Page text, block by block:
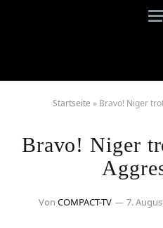
Startseite » Bravo! Niger
Bravo! Niger
Von COMPACT-TV 7.